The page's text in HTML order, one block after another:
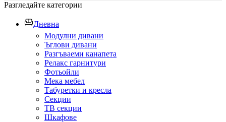
Разгледайте категории
Дневна
Модулни дивани
Ъглови дивани
Разгъваеми канапета
Релакс гарнитури
Фотьойли
Мека мебел
Табуретки и кресла
Секции
ТВ секции
Шкафове